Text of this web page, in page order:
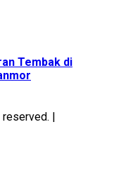
Tembak di
|